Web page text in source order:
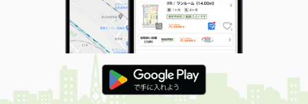
物件種別 貸その他
使用面積 -
山形県山形市双葉町１丁目
価 格
0.85万円
住 所
山形県山形市双葉町１丁目